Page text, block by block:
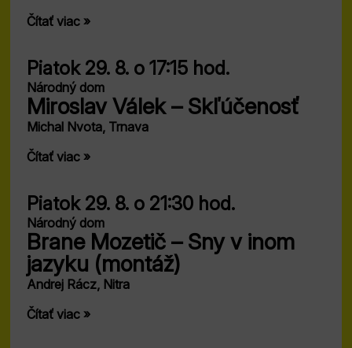
Čítať viac »
Piatok 29. 8. o 17:15 hod.
Národný dom
Miroslav Válek – Skľúčenosť
Michal Nvota, Trnava
Čítať viac »
Piatok 29. 8. o 21:30 hod.
Národný dom
Brane Mozetič – Sny v inom
jazyku (montáž)
Andrej Rácz, Nitra
Čítať viac »